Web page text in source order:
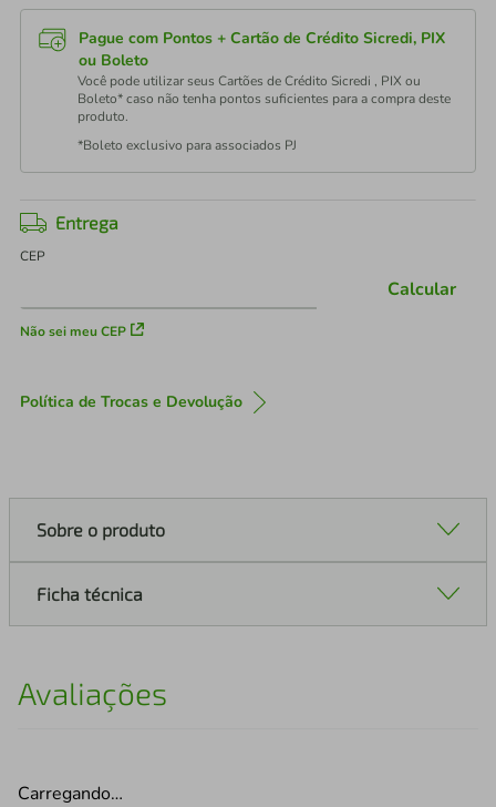
Pague com Pontos + Cartão de Crédito Sicredi, PIX
ou Boleto
Você pode utilizar seus Cartões de Crédito Sicredi , PIX ou
Boleto* caso não tenha pontos suficientes para a compra deste
produto.
*Boleto exclusivo para associados PJ
Entrega
CEP
Não sei meu CEP
Calcular
Política de Trocas e Devolução
Sobre o produto
Ficha técnica
Avaliações
Carregando…